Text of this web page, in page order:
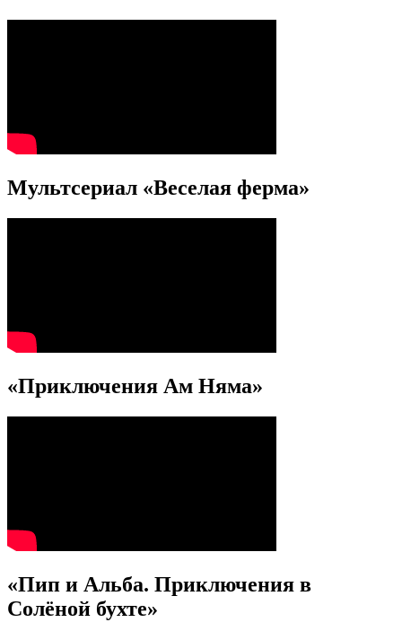
Мультсериал «Веселая ферма»
«Приключения Ам Няма»
«Пип и Альба. Приключения в
Солёной бухте»